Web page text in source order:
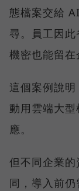
態檔案交給
尋。員工因
機密也能留在
這個案例說
動用雲端大
應。
但不同企業
同，導入前